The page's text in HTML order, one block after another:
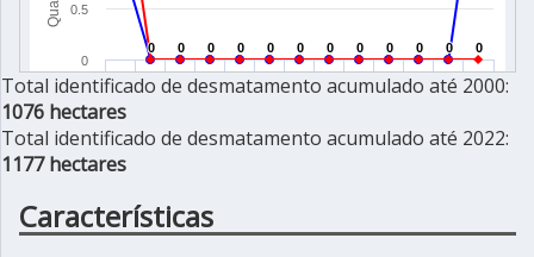
Total identificado de desmatamento acumulado até 2000:
1076 hectares
Total identificado de desmatamento acumulado até 2022:
1177 hectares
Características